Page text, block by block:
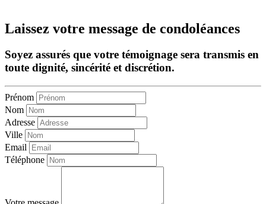
Laissez votre message de condoléances
Soyez assurés que votre témoignage sera transmis en
toute dignité, sincérité et discrétion.
Prénom
Nom
Adresse
Ville
Email
Téléphone